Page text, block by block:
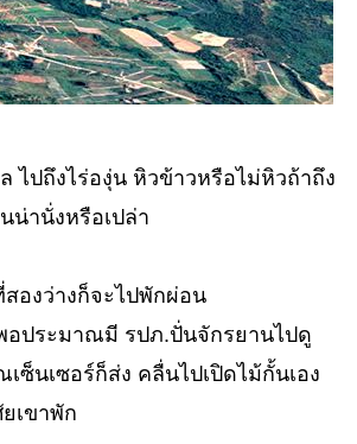
ไปถึงไร่องุ่น หิวข้าวหรือไม่หิวถ้าถึง
น่านั่งหรือเปล่า
องว่างก็จะไปพักผ่อน
อประมาณมี รปภ.ปั่นจักรยานไปดู
นเซอร์ก็ส่ง คลื่นไปเปิดไม้กั้นเอง
เขาพัก